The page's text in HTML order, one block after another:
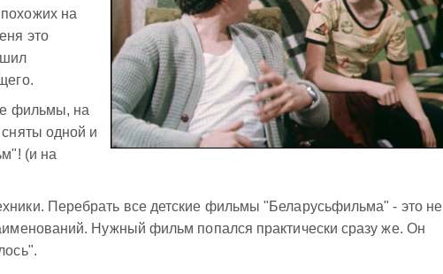
на
это
фильмы, на
одной и
(и на
Перебрать все детские фильмы "Беларусьфильма" - это не
Нужный фильм попался практически сразу же. Он